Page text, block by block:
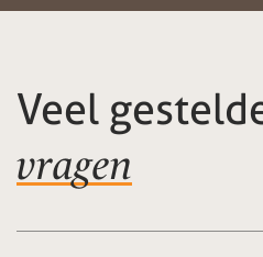
Veel
vragen